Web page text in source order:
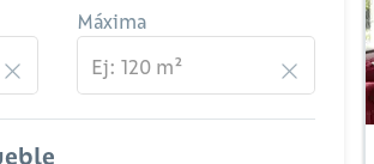
Máxima